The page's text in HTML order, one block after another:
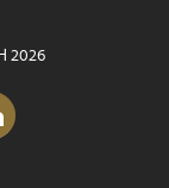
2026